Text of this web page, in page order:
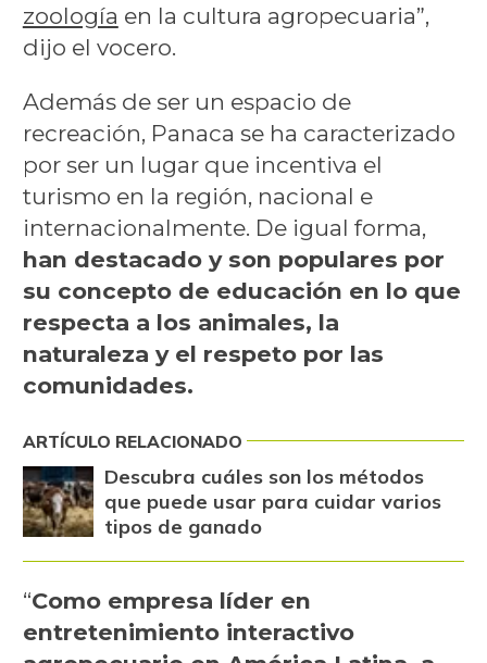
zoología en la cultura agropecuaria”,
dijo el vocero.
Además de ser un espacio de
recreación, Panaca se ha caracterizado
por ser un lugar que incentiva el
turismo en la región, nacional e
internacionalmente. De igual forma,
han destacado y son populares por
su concepto de educación en lo que
respecta a los animales, la
naturaleza y el respeto por las
comunidades.
ARTÍCULO RELACIONADO
Descubra cuáles son los métodos
que puede usar para cuidar varios
tipos de ganado
“Como empresa líder en
entretenimiento interactivo